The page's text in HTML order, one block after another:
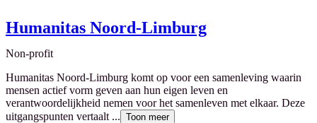
Humanitas Noord-Limburg
Non-profit
Humanitas Noord-Limburg komt op voor een samenleving waarin
mensen actief vorm geven aan hun eigen leven en
verantwoordelijkheid nemen voor het samenleven met elkaar. Deze
uitgangspunten vertaalt ... Toon meer